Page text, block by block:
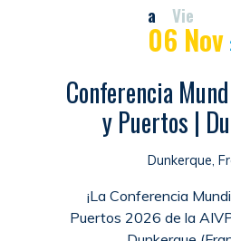
a Vie
06 Nov
Conferencia
y Puertos |
Dunkerque,
¡La Conferencia
Puertos 2026 de la